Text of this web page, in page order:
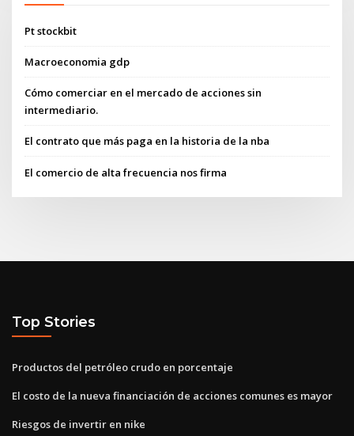
Pt stockbit
Macroeconomia gdp
Cómo comerciar en el mercado de acciones sin
intermediario.
El contrato que más paga en la historia de la nba
El comercio de alta frecuencia nos firma
Top Stories
Productos del petróleo crudo en porcentaje
El costo de la nueva financiación de acciones comunes es mayor
Riesgos de invertir en nike